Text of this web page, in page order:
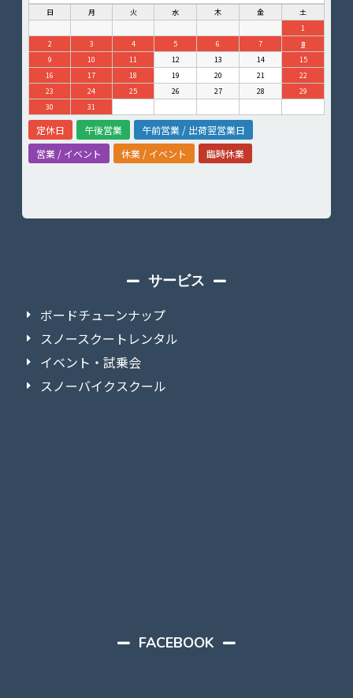
日 月 火 水 木 金
土
1
2
3 4 5 6 7
8
9
10 11 12 13 14
15
16
17 18 19 20 21
22
23
24 25 26 27 28
29
30
31
定休日 午後営業
午前営業 / 出荷翌営業日
営業 / イベント
休業 / イベント 臨時休業
サービス
ボードチューンナップ
スノースクートレンタル
イベント・試乗会
スノーバイクスクール
FACEBOOK